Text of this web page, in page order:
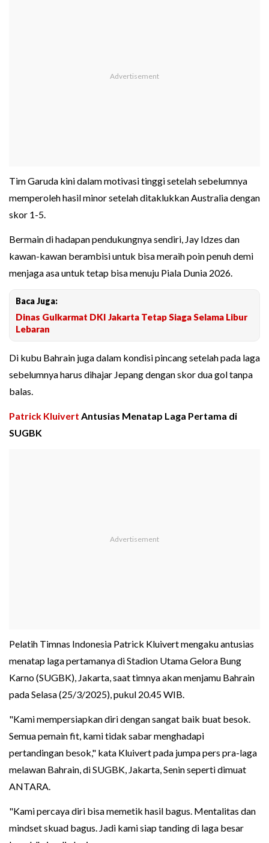
Tim Garuda kini dalam motivasi tinggi setelah sebelumnya
memperoleh hasil minor setelah ditaklukkan Australia dengan
skor 1-5.
Bermain di hadapan pendukungnya sendiri, Jay Idzes dan
kawan-kawan berambisi untuk bisa meraih poin penuh demi
menjaga asa untuk tetap bisa menuju Piala Dunia 2026.
Baca Juga:
Dinas Gulkarmat DKI Jakarta Tetap Siaga Selama Libur
Lebaran
Di kubu Bahrain juga dalam kondisi pincang setelah pada laga
sebelumnya harus dihajar Jepang dengan skor dua gol tanpa
balas.
Patrick Kluivert Antusias Menatap Laga Pertama di
SUGBK
Pelatih Timnas Indonesia Patrick Kluivert mengaku antusias
menatap laga pertamanya di Stadion Utama Gelora Bung
Karno (SUGBK), Jakarta, saat timnya akan menjamu Bahrain
pada Selasa (25/3/2025), pukul 20.45 WIB.
"Kami mempersiapkan diri dengan sangat baik buat besok.
Semua pemain fit, kami tidak sabar menghadapi
pertandingan besok," kata Kluivert pada jumpa pers pra-laga
melawan Bahrain, di SUGBK, Jakarta, Senin seperti dimuat
ANTARA.
"Kami percaya diri bisa memetik hasil bagus. Mentalitas dan
mindset skuad bagus. Jadi kami siap tanding di laga besar